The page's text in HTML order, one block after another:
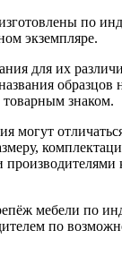
по
экземпляре.
для их
образцов
знаком.
могут
мебели по
по